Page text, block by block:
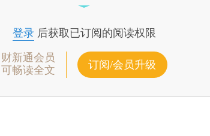
登录后获取已订阅的阅读权限
财新通会员
可畅读全文
订阅/会员升级